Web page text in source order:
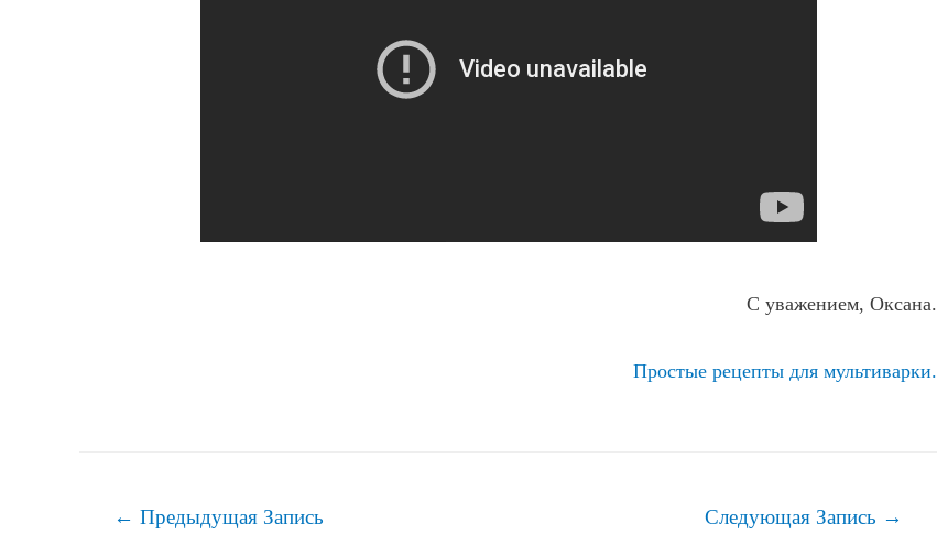
С уважением, Оксана.
Простые рецепты для мультиварки.
Навигация
← Предыдущая Запись Следующая Запись →